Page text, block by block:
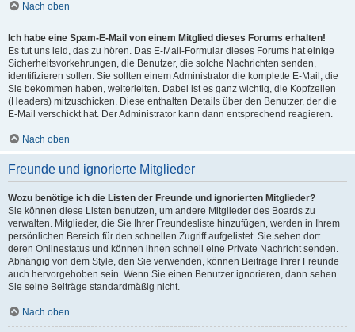
Nach oben
Ich habe eine Spam-E-Mail von einem Mitglied dieses Forums erhalten!
Es tut uns leid, das zu hören. Das E-Mail-Formular dieses Forums hat einige
Sicherheitsvorkehrungen, die Benutzer, die solche Nachrichten senden,
identifizieren sollen. Sie sollten einem Administrator die komplette E-Mail, die
Sie bekommen haben, weiterleiten. Dabei ist es ganz wichtig, die Kopfzeilen
(Headers) mitzuschicken. Diese enthalten Details über den Benutzer, der die
E-Mail verschickt hat. Der Administrator kann dann entsprechend reagieren.
Nach oben
Freunde und ignorierte Mitglieder
Wozu benötige ich die Listen der Freunde und ignorierten Mitglieder?
Sie können diese Listen benutzen, um andere Mitglieder des Boards zu
verwalten. Mitglieder, die Sie Ihrer Freundesliste hinzufügen, werden in Ihrem
persönlichen Bereich für den schnellen Zugriff aufgelistet. Sie sehen dort
deren Onlinestatus und können ihnen schnell eine Private Nachricht senden.
Abhängig von dem Style, den Sie verwenden, können Beiträge Ihrer Freunde
auch hervorgehoben sein. Wenn Sie einen Benutzer ignorieren, dann sehen
Sie seine Beiträge standardmäßig nicht.
Nach oben